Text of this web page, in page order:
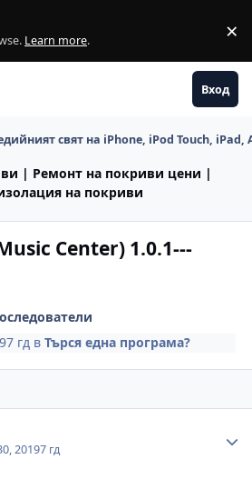
Learn more. ×
Вход
свят на iPhone, iPod Touch, iPad,
| Ремонт на покриви цени |
на покриви
Center) 1.0.1---
7 гд вТърся една програма?
20197 гд